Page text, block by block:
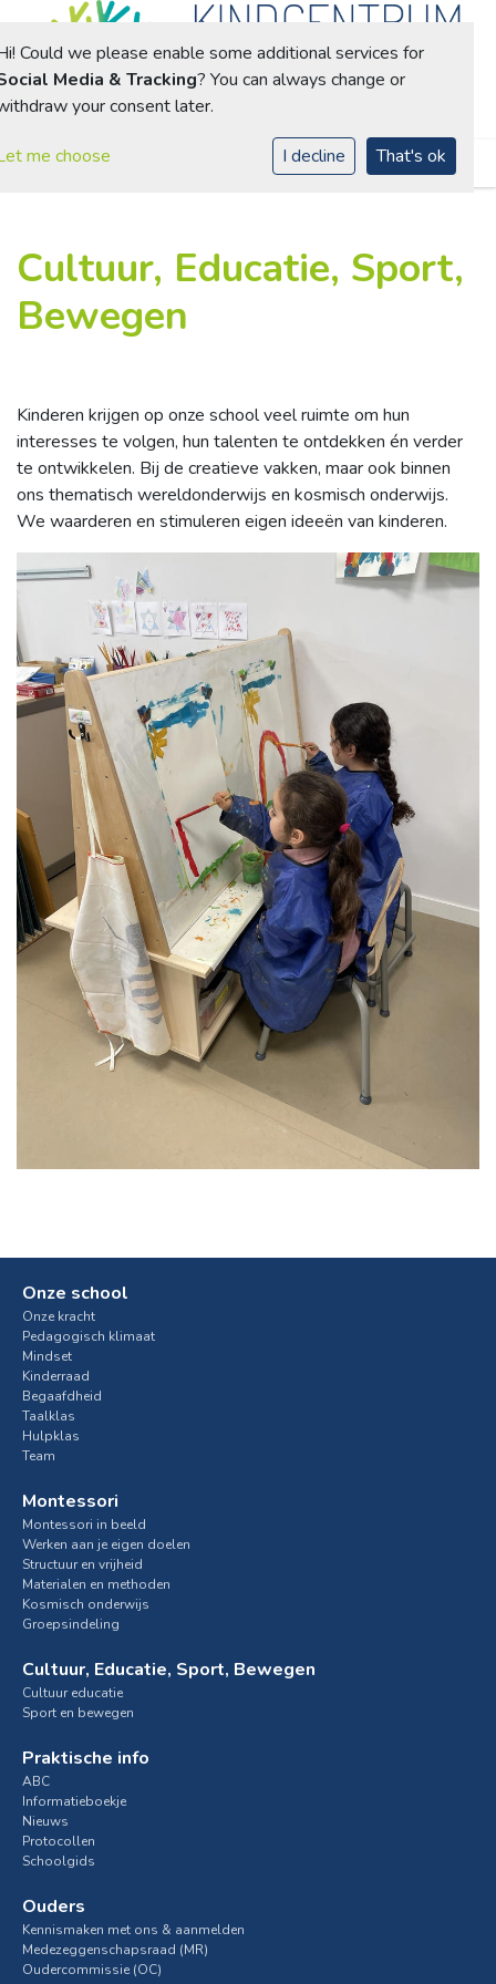
Toggle navigation
Cultuur, Educatie, Sport,
Bewegen
Kinderen krijgen op onze school veel ruimte om hun
interesses te volgen, hun talenten te ontdekken én verder
te ontwikkelen. Bij de creatieve vakken, maar ook binnen
ons thematisch wereldonderwijs en kosmisch onderwijs.
We waarderen en stimuleren eigen ideeën van kinderen.
Onze school
Onze kracht
Pedagogisch klimaat
Mindset
Kinderraad
Begaafdheid
Taalklas
Hulpklas
Team
Montessori
Montessori in beeld
Werken aan je eigen doelen
Structuur en vrijheid
Materialen en methoden
Kosmisch onderwijs
Groepsindeling
Cultuur, Educatie, Sport, Bewegen
Cultuur educatie
Sport en bewegen
Praktische info
ABC
Informatieboekje
Nieuws
Protocollen
Schoolgids
Ouders
Kennismaken met ons & aanmelden
Medezeggenschapsraad (MR)
Oudercommissie (OC)
Could we please enable some additional services for
Media & Tracking? You can always change or
your consent later.
me choose I decline That's ok